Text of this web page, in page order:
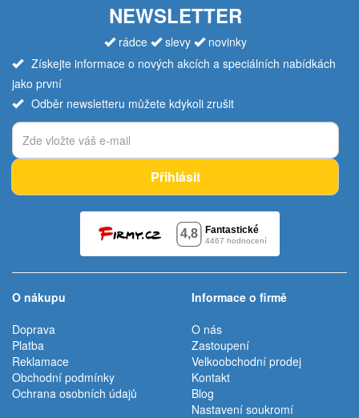
NEWSLETTER
rádce slevy
novinky
Získejte informace o nových akcích a speciálních nabídkách
jako první
Odběr newsletteru můžete kdykoli zrušit
Přihlásit
O nákupu
Doprava
Platba
Reklamace
Obchodní podmínky
Ochrana osobních údajů
Informace o firmě
O nás
Zastoupení
Velkoobchodní prodej
Kontakt
Blog
Nastavení soukromí